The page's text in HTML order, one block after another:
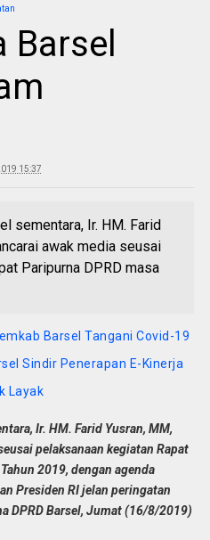
15:37
sementara, Ir. HM. Farid
awak media seusai
Paripurna DPRD masa
Barsel Tangani Covid-19
Sindir Penerapan E-Kinerja
Layak
Ir. HM. Farid Yusran, MM,
pelaksanaan kegiatan Rapat
2019, dengan agenda
Presiden RI jelan peringatan
DPRD Barsel, Jumat (16/8/2019)